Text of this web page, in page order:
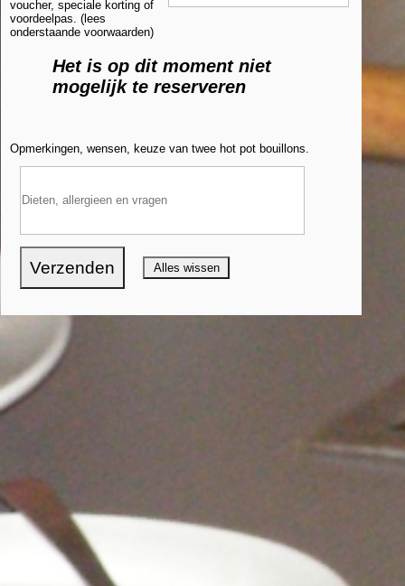
Opmerkingen, wensen, keuze van twee hot pot bouillons.
voucher, speciale korting of
voordeelpas. (lees
onderstaande voorwaarden)
Het is op dit moment niet
mogelijk te reserveren